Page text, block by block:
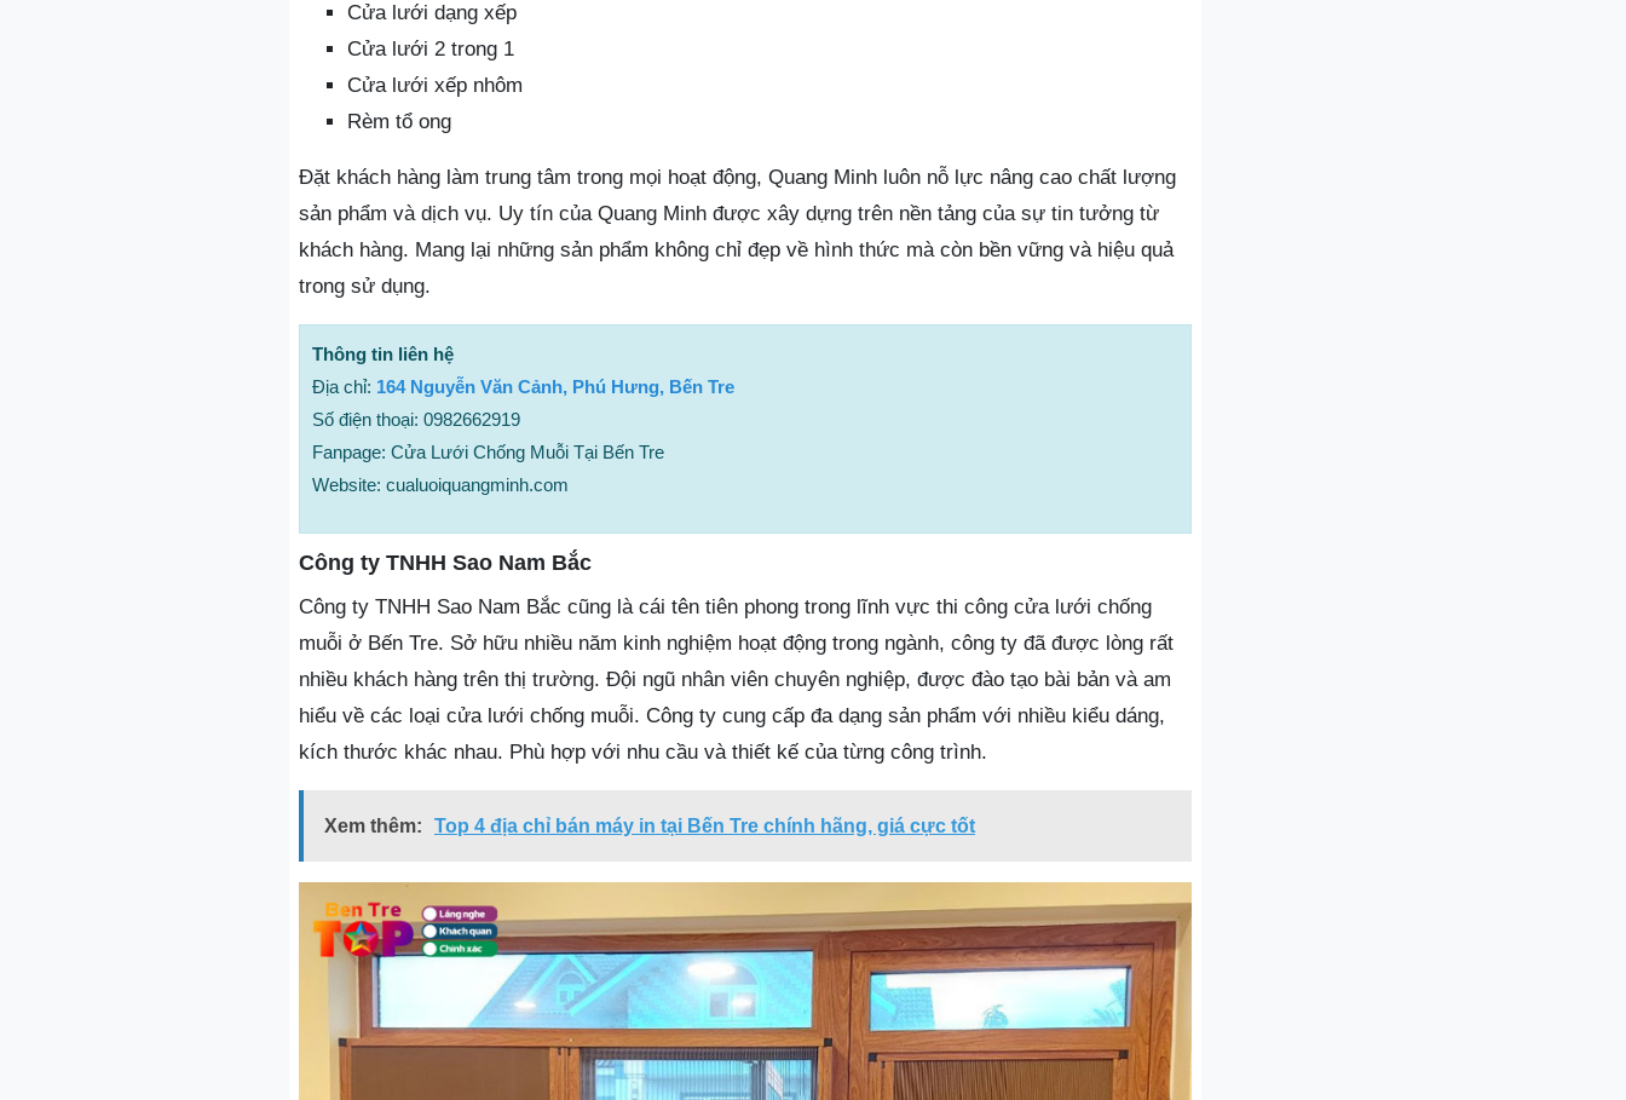
Cửa lưới dạng xếp
Cửa lưới 2 trong 1
Cửa lưới xếp nhôm
Rèm tổ ong
Đặt khách hàng làm trung tâm trong mọi hoạt động, Quang Minh luôn nỗ lực nâng cao chất lượng
sản phẩm và dịch vụ. Uy tín của Quang Minh được xây dựng trên nền tảng của sự tin tưởng từ
khách hàng. Mang lại những sản phẩm không chỉ đẹp về hình thức mà còn bền vững và hiệu quả
trong sử dụng.
Thông tin liên hệ
Địa chỉ: 164 Nguyễn Văn Cảnh, Phú Hưng, Bến Tre
Số điện thoại: 0982662919
Fanpage: Cửa Lưới Chống Muỗi Tại Bến Tre
Website: cualuoiquangminh.com
Công ty TNHH Sao Nam Bắc
Công ty TNHH Sao Nam Bắc cũng là cái tên tiên phong trong lĩnh vực thi công cửa lưới chống
muỗi ở Bến Tre. Sở hữu nhiều năm kinh nghiệm hoạt động trong ngành, công ty đã được lòng rất
nhiều khách hàng trên thị trường. Đội ngũ nhân viên chuyên nghiệp, được đào tạo bài bản và am
hiểu về các loại cửa lưới chống muỗi. Công ty cung cấp đa dạng sản phẩm với nhiều kiểu dáng,
kích thước khác nhau. Phù hợp với nhu cầu và thiết kế của từng công trình.
Xem thêm: Top 4 địa chỉ bán máy in tại Bến Tre chính hãng, giá cực tốt